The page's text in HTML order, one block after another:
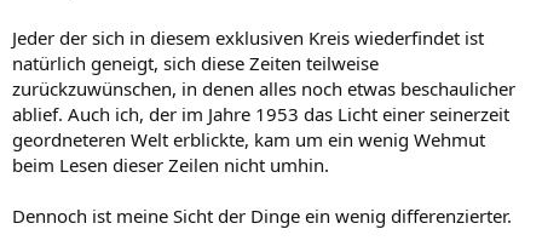
Jeder der sich in diesem exklusiven Kreis wiederfindet ist
natürlich geneigt, sich diese Zeiten teilweise
zurückzuwünschen, in denen alles noch etwas beschaulicher
ablief. Auch ich, der im Jahre 1953 das Licht einer seinerzeit
geordneteren Welt erblickte, kam um ein wenig Wehmut
beim Lesen dieser Zeilen nicht umhin.
Dennoch ist meine Sicht der Dinge ein wenig differenzierter.